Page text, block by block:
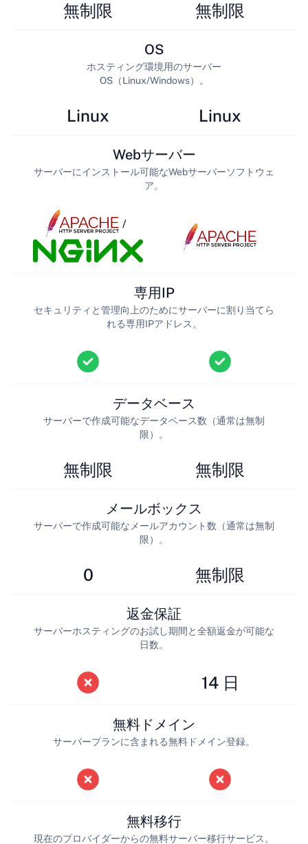
無制限 無制限
Linux
OS
ホスティング環境用のサーバー
OS（Linux/Windows）。
Linux
/
Webサーバー
サーバーにインストール可能なWebサーバーソフトウェ
ア。
専用IP
セキュリティと管理向上のためにサーバーに割り当てら
れる専用IPアドレス。
無制限
データベース
サーバーで作成可能なデータベース数（通常は無制
限）。
無制限
0
メールボックス
サーバーで作成可能なメールアカウント数（通常は無制
限）。
無制限
返金保証
サーバーホスティングのお試し期間と全額返金が可能な
日数。
14 日
無料ドメイン
サーバープランに含まれる無料ドメイン登録。
無料移行
現在のプロバイダーからの無料サーバー移行サービス。